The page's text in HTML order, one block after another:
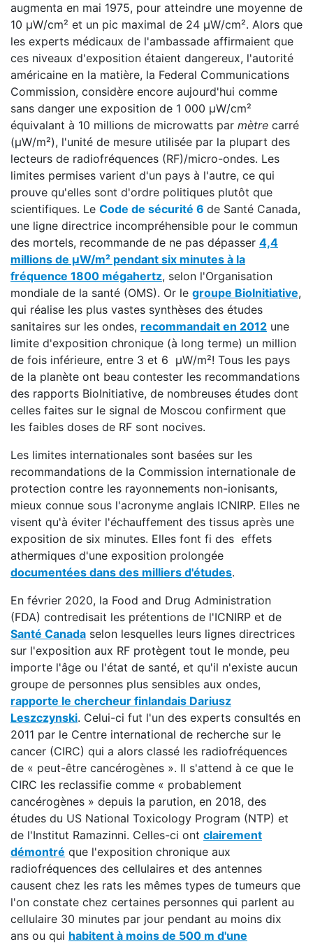
augmenta en mai 1975, pour atteindre une moyenne de
10 μW/cm² et un pic maximal de 24 μW/cm². Alors que
les experts médicaux de l'ambassade affirmaient que
ces niveaux d'exposition étaient dangereux, l'autorité
américaine en la matière, la Federal Communications
Commission, considère encore aujourd'hui comme
sans danger une exposition de 1 000 μW/cm²
équivalant à 10 millions de microwatts par mètre carré
(μW/m²), l'unité de mesure utilisée par la plupart des
lecteurs de radiofréquences (RF)/micro-ondes. Les
limites permises varient d'un pays à l'autre, ce qui
prouve qu'elles sont d'ordre politiques plutôt que
scientifiques. Le Code de sécurité 6 de Santé Canada,
une ligne directrice incompréhensible pour le commun
des mortels, recommande de ne pas dépasser 4,4
millions de μW/m² pendant six minutes à la
fréquence 1800 mégahertz, selon l'Organisation
mondiale de la santé (OMS). Or le groupe BioInitiative,
qui réalise les plus vastes synthèses des études
sanitaires sur les ondes, recommandait en 2012 une
limite d'exposition chronique (à long terme) un million
de fois inférieure, entre 3 et 6 μW/m²! Tous les pays
de la planète ont beau contester les recommandations
des rapports BioInitiative, de nombreuses études dont
celles faites sur le signal de Moscou confirment que
les faibles doses de RF sont nocives.
Les limites internationales sont basées sur les
recommandations de la Commission internationale de
protection contre les rayonnements non-ionisants,
mieux connue sous l'acronyme anglais ICNIRP. Elles ne
visent qu'à éviter l'échauffement des tissus après une
exposition de six minutes. Elles font fi des effets
athermiques d'une exposition prolongée
documentées dans des milliers d'études.
En février 2020, la Food and Drug Administration
(FDA) contredisait les prétentions de l'ICNIRP et de
Santé Canada selon lesquelles leurs lignes directrices
sur l'exposition aux RF protègent tout le monde, peu
importe l'âge ou l'état de santé, et qu'il n'existe aucun
groupe de personnes plus sensibles aux ondes,
rapporte le chercheur finlandais Dariusz
Leszczynski. Celui-ci fut l'un des experts consultés en
2011 par le Centre international de recherche sur le
cancer (CIRC) qui a alors classé les radiofréquences
de « peut-être cancérogènes ». Il s'attend à ce que le
CIRC les reclassifie comme « probablement
cancérogènes » depuis la parution, en 2018, des
études du US National Toxicology Program (NTP) et
de l'Institut Ramazinni. Celles-ci ont clairement
démontré que l'exposition chronique aux
radiofréquences des cellulaires et des antennes
causent chez les rats les mêmes types de tumeurs que
l'on constate chez certaines personnes qui parlent au
cellulaire 30 minutes par jour pendant au moins dix
ans ou qui habitent à moins de 500 m d'une